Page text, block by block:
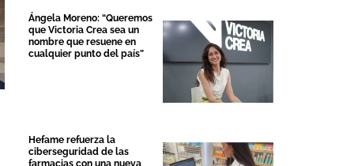
Ángela Moreno: “Queremos
que Victoria Crea sea un
nombre que resuene en
cualquier punto del país”
Hefame refuerza la
ciberseguridad de las
farmacias con una nueva